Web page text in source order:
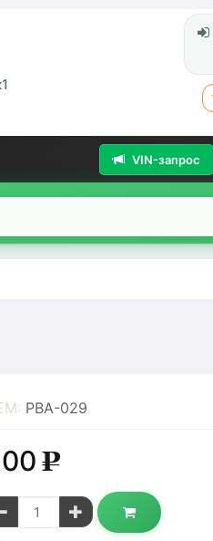
VIN-запрос
PBA-029
g